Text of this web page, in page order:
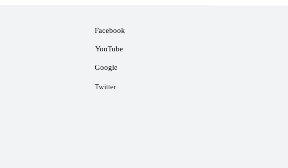
Facebook
YouTube
Google
Twitter